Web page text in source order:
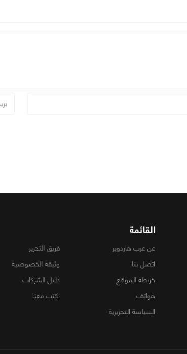
القائمة
عن عرب هاردوير
فريق التحرير
اتصل بنا
وثيقة الخصوصية
خريطة الموقع
دليل الشركات
هواتف
اكتب معنا
السياسة التحريرية